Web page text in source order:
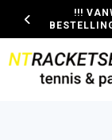
!!!